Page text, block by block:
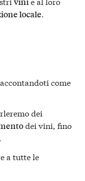
locale.
come
dei
dei vini, fino
.
a tutte le